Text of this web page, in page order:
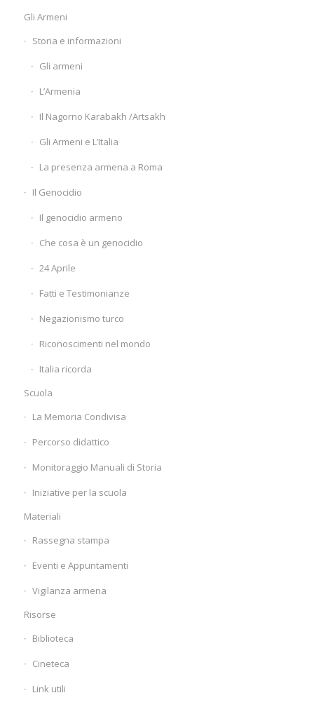
Gli Armeni
Storia e informazioni
Gli armeni
L’Armenia
Il Nagorno Karabakh /Artsakh
Gli Armeni e L’Italia
La presenza armena a Roma
Il Genocidio
Il genocidio armeno
Che cosa è un genocidio
24 Aprile
Fatti e Testimonianze
Negazionismo turco
Riconoscimenti nel mondo
Italia ricorda
Scuola
La Memoria Condivisa
Percorso didattico
Monitoraggio Manuali di Storia
Iniziative per la scuola
Materiali
Rassegna stampa
Eventi e Appuntamenti
Vigilanza armena
Risorse
Biblioteca
Cineteca
Link utili